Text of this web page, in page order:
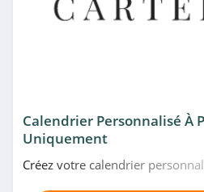
Calendrier Personnalisé À
Uniquement
Créez votre calendrier